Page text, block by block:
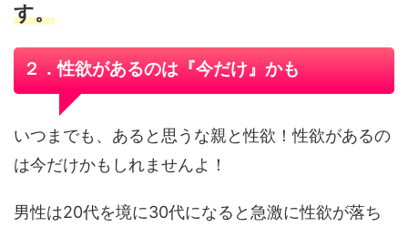
す。
２．性欲があるのは『今だけ』かも
いつまでも、あると思うな親と性欲！性欲があるの
は今だけかもしれませんよ！
男性は20代を境に30代になると急激に性欲が落ち